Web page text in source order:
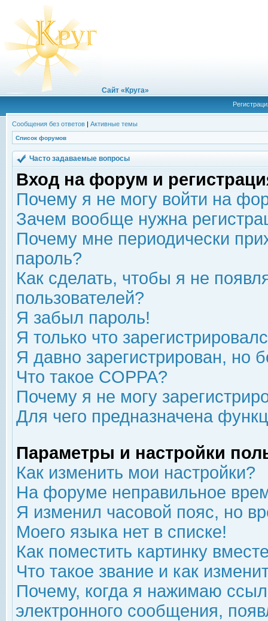
Сайт «Круга»
Сообщения без ответов | Активные темы
Список форумов
Часто задаваемые вопросы
Вход на форум и
Почему я не могу войти на
Зачем вообще нужна
Почему мне периодически
пароль?
Как сделать, чтобы я не
пользователей?
Я забыл пароль!
Я только что
Я давно зарегистрирован, но
Что такое COPPA?
Почему я не могу
Для чего предназначена
Параметры и настройки
Как изменить мои настройки?
На форуме неправильное
Я изменил часовой пояс, но
Моего языка нет в списке!
Как поместить картинку
Что такое звание и как
Почему, когда я нажимаю
электронного сообщения,